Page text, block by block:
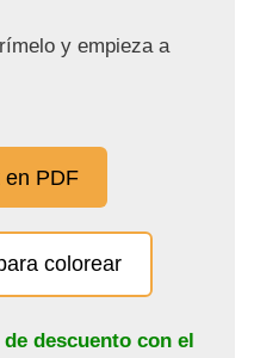
y empieza a
en PDF
colorear
descuento con el